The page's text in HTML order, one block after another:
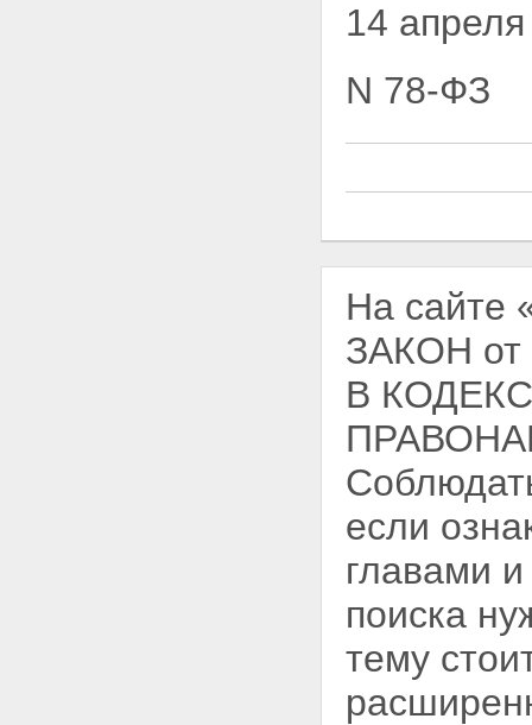
14
N 78-ФЗ
На сайте
ЗАКОН
В
если
главами
поиска
тему